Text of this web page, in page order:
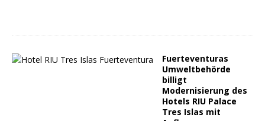
Fuerteventuras
Umweltbehörde
billigt
Modernisierung des
Hotels RIU Palace
Tres Islas mit